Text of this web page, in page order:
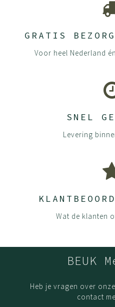
GRATIS
Voor heel Nederland
SNEL
Levering
Wat de klanten
BEUK
Heb je vragen over
contact